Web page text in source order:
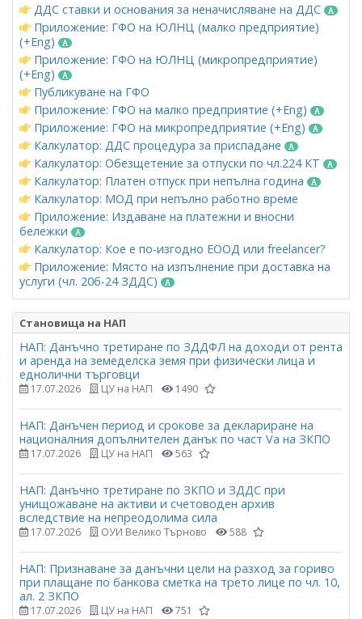
ДДС ставки и основания за неначисляване на ДДС
Приложение: ГФО на ЮЛНЦ (малко предприятие)
(+Eng)
Приложение: ГФО на ЮЛНЦ (микропредприятие)
(+Eng)
Публикуване на ГФО
Приложение: ГФО на малко предприятие (+Eng)
Приложение: ГФО на микропредприятие (+Eng)
Калкулатор: ДДС процедура за приспадане
Калкулатор: Обезщетение за отпуски по чл.224 КТ
Калкулатор: Платен отпуск при непълна година
Калкулатор: МОД при непълно работно време
Приложение: Издаване на платежни и вносни
бележки
Калкулатор: Кое е по-изгодно ЕООД или freelancer?
Приложение: Място на изпълнение при доставка на
услуги (чл. 20б-24 ЗДДС)
Становища на НАП
НАП: Данъчно третиране по ЗДДФЛ на доходи от рента
и аренда на земеделска земя при физически лица и
еднолични търговци
17.07.2026 ЦУ на НАП 1490
НАП: Данъчен период и срокове за деклариране на
националния допълнителен данък по част Vа на ЗКПО
17.07.2026 ЦУ на НАП 563
НАП: Данъчно третиране по ЗКПО и ЗДДС при
унищожаване на активи и счетоводен архив
вследствие на непреодолима сила
17.07.2026 ОУИ Велико Търново 588
НАП: Признаване за данъчни цели на разход за гориво
при плащане по банкова сметка на трето лице по чл. 10,
ал. 2 ЗКПО
17.07.2026 ЦУ на НАП 751